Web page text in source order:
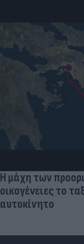
Η μάχη των
οικογένειες το
αυτοκίνητο